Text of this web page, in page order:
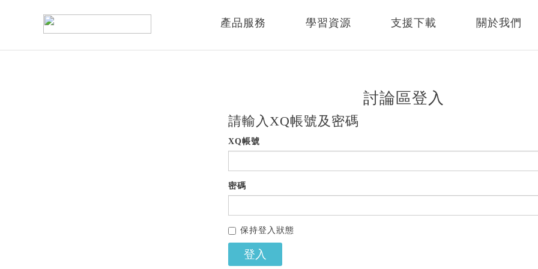
產品服務 學習資源 支援下載 關於我們
討論區登入
請輸入XQ帳號及密碼
XQ帳號
密碼
保持登入狀態
登入